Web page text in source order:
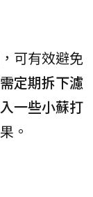
可有效避免
定期拆下濾
一些小蘇打
。